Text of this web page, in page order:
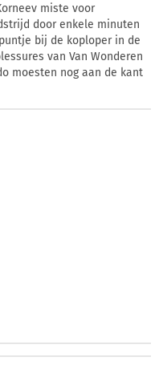
miste voor
door enkele minuten
bij de koploper in de
van Van Wonderen
moesten nog aan de kant